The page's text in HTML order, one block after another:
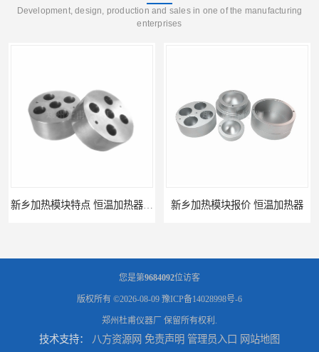
Development, design, production and sales in one of the manufacturing
enterprises
新乡加热模块报价 恒温加热器 濮阳加热模块批发 干烧金属浴
您是第9684092位访客
版权所有 ©2026-08-09 豫ICP备14028998号-6
郑州杜甫仪器厂 保留所有权利.
技术支持： 八方资源网 免责声明 管理员入口 网站地图